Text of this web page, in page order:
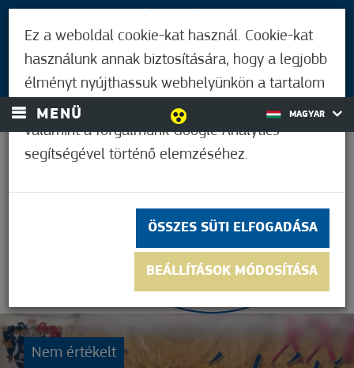
BEJELENTKEZÉS
MENÜ MAGYAR
Nem értékelt
Ez a weboldal cookie-kat használ. Cookie-kat
használunk annak biztosítására, hogy a legjobb
élményt nyújthassuk webhelyünkön a tartalom
és a hirdetések személyre szabásához,
valamint a forgalmunk Google Analytics
segítségével történő elemzéséhez.
ÖSSZES SÜTI ELFOGADÁSA
BEÁLLÍTÁSOK MÓDOSÍTÁSA